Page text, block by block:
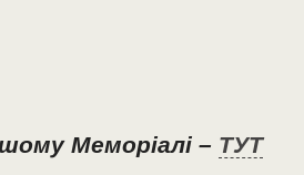
Меморіалі – ТУТ